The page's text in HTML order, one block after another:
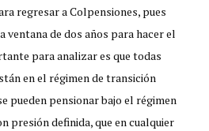
regresar a Colpensiones, pues
ventana de dos años para hacer el
para analizar es que todas
en el régimen de transición
pueden pensionar bajo el régimen
presión definida, que en cualquier